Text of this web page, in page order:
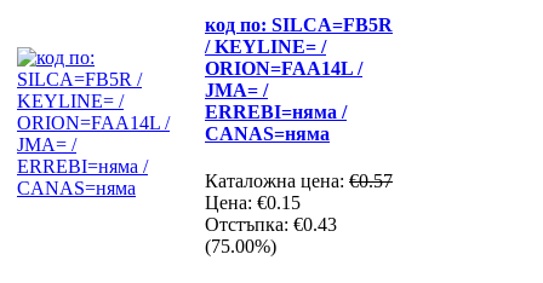
код по: SILCA=FB5R
/ KEYLINE= /
ORION=FAA14L /
JMA= /
ERREBI=няма /
CANAS=няма
Каталожна цена: €0.57
Цена: €0.15
Отстъпка: €0.43
(75.00%)